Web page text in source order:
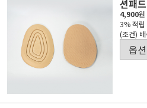
션패
4,900원
3% 적립
(조건)